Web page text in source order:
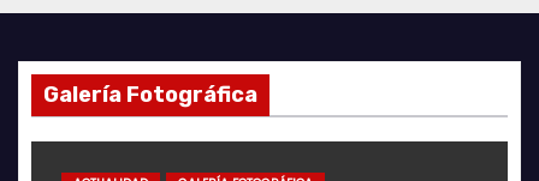
Galería Fotográfica